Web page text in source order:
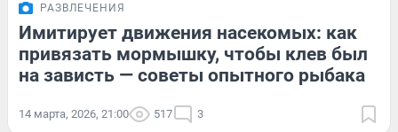
РАЗВЛЕЧЕНИЯ
Имитирует движения насекомых: как
привязать мормышку, чтобы клев был
на зависть — советы опытного рыбака
14 марта, 2026, 21:00 517 3